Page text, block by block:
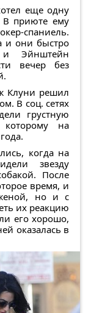
еще одну
В приюте ему
спаниель.
и они быстро
Эйнштейн
вечер без
Клуни решил
В соц. сетях
грустную
на
когда на
звезду
После
время, и
но и с
их реакцию
его хорошо,
оказалась в